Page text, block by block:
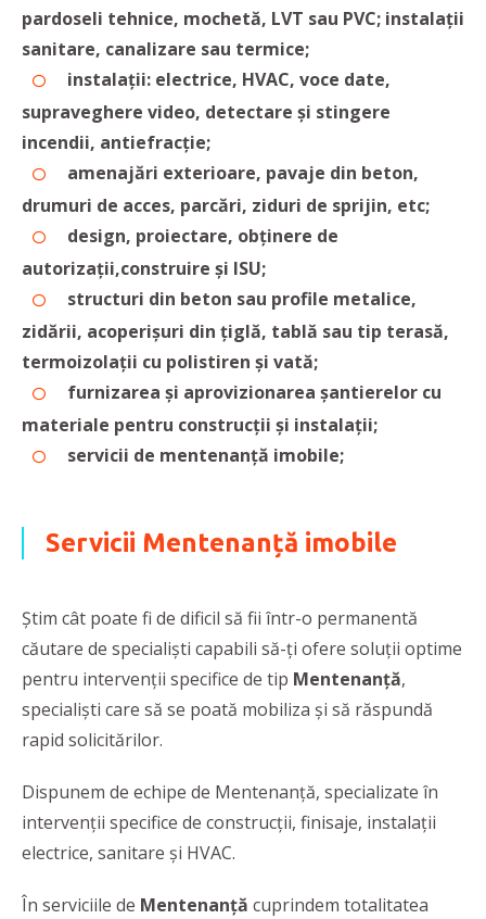
pardoseli tehnice, mochetă, LVT sau PVC; instalații
sanitare, canalizare sau termice;
instalații: electrice, HVAC, voce date,
supraveghere video, detectare și stingere
incendii, antiefracție;
amenajări exterioare, pavaje din beton,
drumuri de acces, parcări, ziduri de sprijin, etc;
design, proiectare, obținere de
autorizații,construire și ISU;
structuri din beton sau profile metalice,
zidării, acoperișuri din țiglă, tablă sau tip terasă,
termoizolații cu polistiren și vată;
furnizarea și aprovizionarea șantierelor cu
materiale pentru construcții și instalații;
servicii de mentenanță imobile;
Servicii Mentenanță imobile
Știm cât poate fi de dificil să fii într-o permanentă
căutare de specialiști capabili să-ți ofere soluții optime
pentru intervenții specifice de tip Mentenanță,
specialiști care să se poată mobiliza și să răspundă
rapid solicitărilor.
Dispunem de echipe de Mentenanță, specializate în
intervenții specifice de construcții, finisaje, instalații
electrice, sanitare și HVAC.
În serviciile de Mentenanță cuprindem totalitatea